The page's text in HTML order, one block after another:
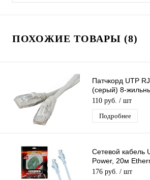
ПОХОЖИЕ ТОВАРЫ (8)
Патчкорд UTP
(серый) 8-
для соединения
110 руб. / шт
Подробнее
Сетевой кабель
Power, 20м
патчкорд 8-
176 руб. / шт